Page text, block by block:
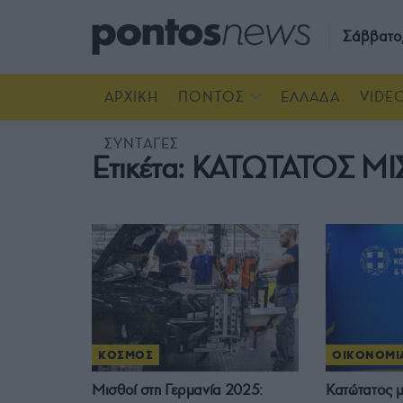
ΑΡΧΙΚΗ ΠΟΝΤΟΣ ΕΛΛΑΔΑ
ΣΥΝΤΑΓΕΣ
Ετικέτα: ΚΑΤΩΤΑΤΟΣ
ΚΟΣΜΟΣ
Μισθοί στη Γερμανία 2025:
Κατώτατος